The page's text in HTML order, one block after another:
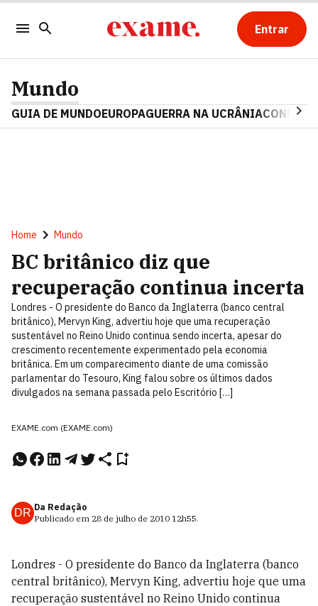
Entrar
Mundo
GUIA DE MUNDOEUROPAGUERRA NA UCRÂNIA
Home Mundo
BC britânico diz que
recuperação continua incerta
Londres - O presidente do Banco da Inglaterra (banco central
britânico), Mervyn King, advertiu hoje que uma recuperação
sustentável no Reino Unido continua sendo incerta, apesar do
crescimento recentemente experimentado pela economia
britânica. Em um comparecimento diante de uma comissão
parlamentar do Tesouro, King falou sobre os últimos dados
divulgados na semana passada pelo Escritório […]
EXAME.com (EXAME.com)
DR Da Redação
Publicado em 28 de julho de 2010 12h55.
Londres - O presidente do Banco da Inglaterra (banco
central britânico), Mervyn King, advertiu hoje que uma
recuperação sustentável no Reino Unido continua